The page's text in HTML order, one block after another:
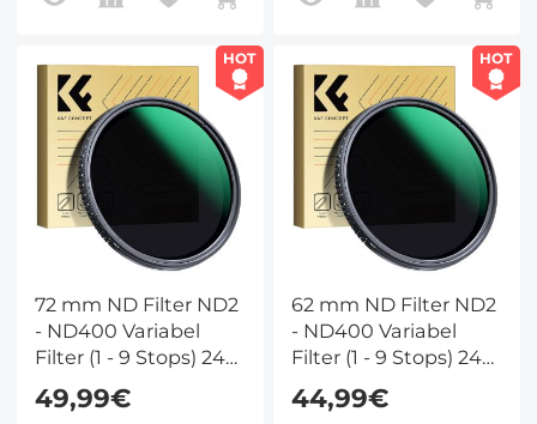
HOT
72 mm ND Filter ND2
- ND400 Variabel
Filter (1 - 9 Stops) 24
Laags Nano Coating
Nano Dazzle Serie
49,99€
HOT
62 mm ND Filter ND2
- ND400 Variabel
Filter (1 - 9 Stops) 24
Laags Nano Coating
Nano Dazzle Serie
44,99€